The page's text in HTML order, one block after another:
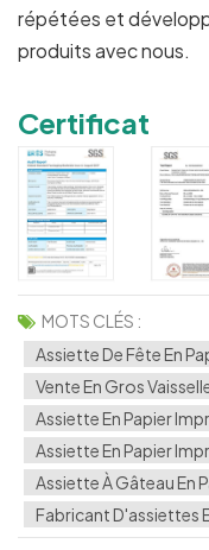
répétées et
produits avec nous.
Certificat
MOTS CLÉS :
Assiette De Fête En
Vente En Gros
Assiette En Papier
Assiette En Papier
Assiette À Gâteau En
Fabricant D'assiettes